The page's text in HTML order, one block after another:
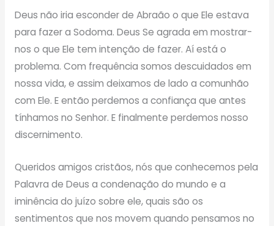
Deus não iria esconder de Abraão o que Ele estava
para fazer a Sodoma. Deus Se agrada em mostrar-
nos o que Ele tem intenção de fazer. Aí está o
problema. Com frequência somos descuidados em
nossa vida, e assim deixamos de lado a comunhão
com Ele. E então perdemos a confiança que antes
tínhamos no Senhor. E finalmente perdemos nosso
discernimento.
Queridos amigos cristãos, nós que conhecemos pela
Palavra de Deus a condenação do mundo e a
iminência do juízo sobre ele, quais são os
sentimentos que nos movem quando pensamos no